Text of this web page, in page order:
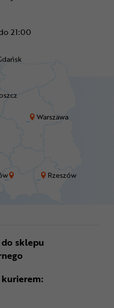
Rzeszów
Warszawa
21:00
Zabrze - M1 Zabrze
sklepu